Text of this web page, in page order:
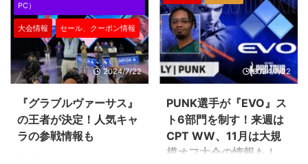
PC）
大会情報 セール、クーポン情報
2024/7/22
『グラブルヴァーサス』
の王者が決定！人気キャ
ラの参戦情報も
2024/7/22
PUNK選手が『EVO』ス
ト6部門を制す！来週は
CPT WW、11月は大規
模オフ大会の情報も！